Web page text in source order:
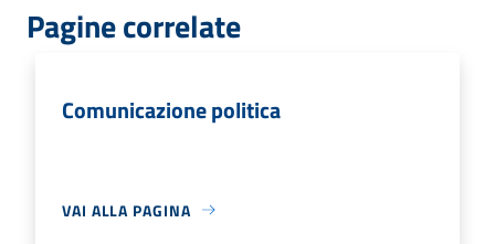
Pagine correlate
Comunicazione politica
VAI ALLA PAGINA